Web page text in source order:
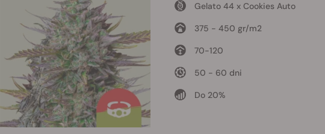
Gelato 44 x Cookies Auto
375 - 450 gr/m2
70-120
50 - 60 dni
Do 20%